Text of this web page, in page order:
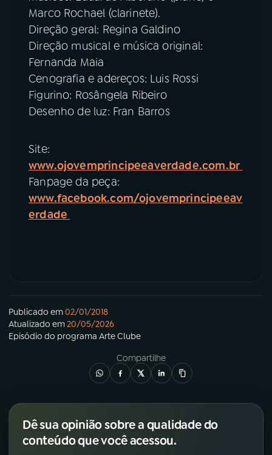
Marco Rochael (clarinete).
Direção geral: Regina Galdino
Direção musical e música original:
Fernanda Maia
Cenografia e adereços: Luis Rossi
Figurino: Rosângela Ribeiro
Desenho de luz: Fran Barros
Site:
www.ojovemprincipeeaverdade.com.br
Fanpage da peça:
www.facebook.com/ojovemprincipeeav
erdade
Publicado em02/01/2018
Atualizado em20/05/2026
Episódio do programa Arte Clube
Compartilhe
Dê sua opinião sobre a qualidade do
conteúdo que você acessou.